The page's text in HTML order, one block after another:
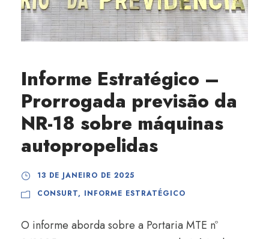
Informe Estratégico –
Prorrogada previsão da
NR-18 sobre máquinas
autopropelidas
13 DE JANEIRO DE 2025
CONSURT, INFORME ESTRATÉGICO
O informe aborda sobre a Portaria MTE nº